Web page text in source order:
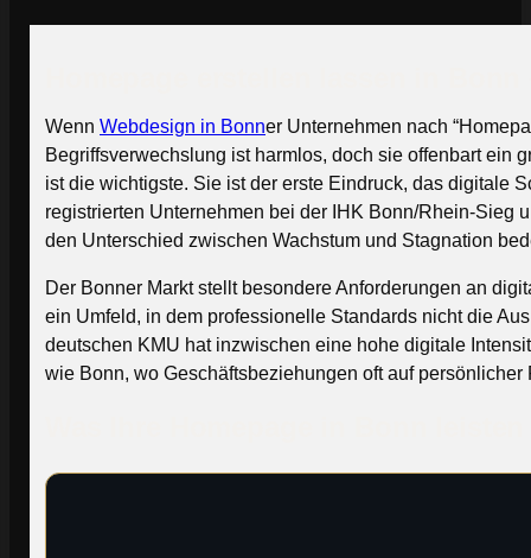
Wenn Webdesign in Bonner Unternehmen nach
Begriffsverwechslung ist harmlos, doch sie offenbart ein
ist die wichtigste. Sie ist der erste Eindruck, das digitale
registrierten Unternehmen bei der IHK Bonn/Rhein-Sieg
den Unterschied zwischen Wachstum und Stagnation
Der Bonner Markt stellt besondere Anforderungen an
ein Umfeld, in dem professionelle Standards nicht die
deutschen KMU hat inzwischen eine hohe digitale
wie Bonn, wo Geschäftsbeziehungen oft auf